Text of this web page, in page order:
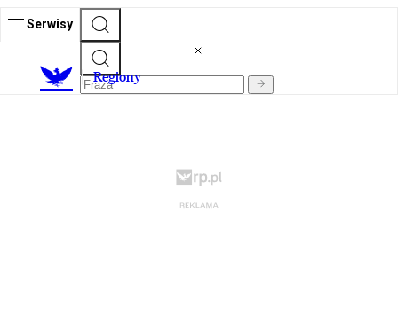
Serwisy
Regiony